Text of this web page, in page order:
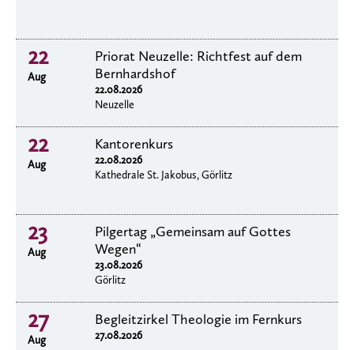
22
Aug
Priorat Neuzelle: Richtfest auf dem
Bernhardshof
22.08.2026
Neuzelle
22
Aug
Kantorenkurs
22.08.2026
Kathedrale St. Jakobus, Görlitz
23
Aug
Pilgertag „Gemeinsam auf Gottes
Wegen“
23.08.2026
Görlitz
27
Aug
Begleitzirkel Theologie im Fernkurs
27.08.2026